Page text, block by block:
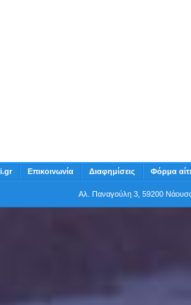
Επικοινωνία Διαφημίσεις Φόρμα
Αλ. Παναγούλη 3, 59200